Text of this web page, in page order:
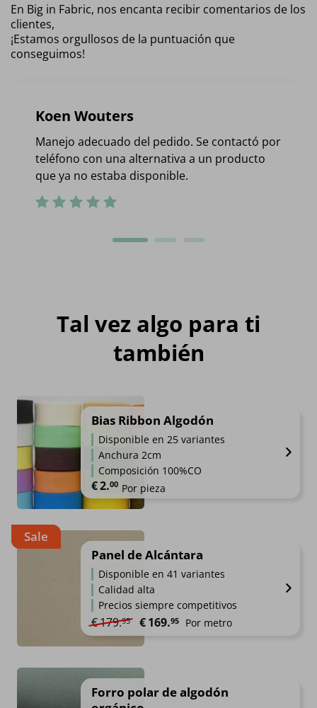
En Big in Fabric, nos encanta recibir comentarios de los
clientes,
¡Estamos orgullosos de la puntuación que
conseguimos!
Koen Wouters
Manejo adecuado del pedido. Se contactó por
teléfono con una alternativa a un producto
que ya no estaba disponible.
Tal vez algo para ti
también
Bias Ribbon Algodón
Disponible en 25 variantes
Anchura 2cm
Composición 100%CO
€2.00 Por pieza
Sale
Panel de Alcántara
Disponible en 41 variantes
Calidad alta
Precios siempre competitivos
€179.95 El precio original era: €179.95.
€169.95 El precio actual es: €169.95.
Por metro
Forro polar de algodón